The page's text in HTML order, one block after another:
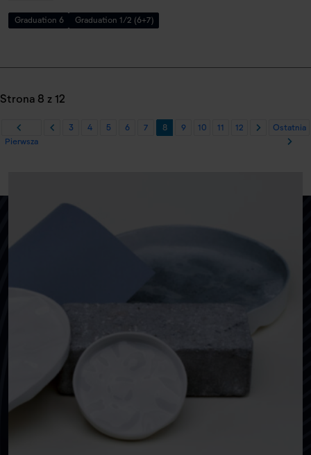
Graduation 6 Graduation 1/2 (6+7)
Strona 8 z 12
Pierwsza
3 4 5 6 7 8 9 10 11 12 Ostatnia